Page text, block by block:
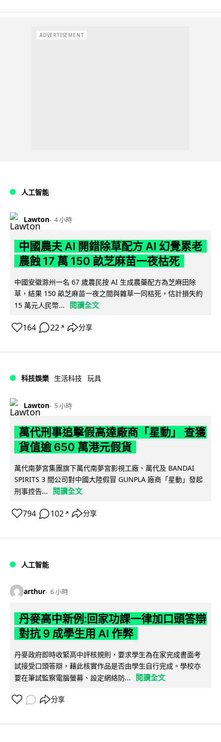
ADVERTISEMENT
人工智能
Lawton 4 小時
中國農夫 AI 開錯除草配方 AI 幻覺累老
農蝕 17 萬 150 畝芝麻苗一夜枯死
中國安徽滁州一名 67 歲農民按 AI 生成農藥配方為芝麻田除
草，結果 150 畝芝麻苗一夜之間與雜草一同枯死，估計損失約
15 萬元人民幣...
閱讀全文
164 22 ↗ 分享
科技娛樂 生活科技 玩具
Lawton 5 小時
萬代刑事追擊假高達廠商「星動」 查獲
貨值逾 650 萬港元假貨
萬代南夢宮集團旗下萬代南夢宮影視工廠、萬代及 BANDAI
SPIRITS 3 間公司對中國大陸假冒 GUNPLA 廠商「星動」發起
刑事控告...
閱讀全文
794 102 ↗ 分享
人工智能
arthur 6 小時
丹麥高中新例:回家功課一律加口頭答辯
對抗 9 成學生用 AI 作弊
丹麥政府即時收緊高中評核規則，要求學生為在家完成書面考
試接受口頭答辯，藉此核實作品是否由學生自行完成。學校亦
要在筆試監察電腦螢幕、設定網絡防...
閱讀全文
分享